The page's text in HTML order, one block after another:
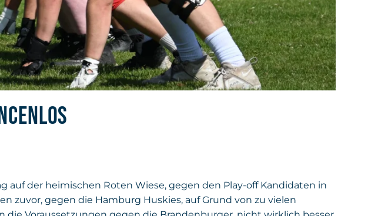
auf der heimischen Roten Wiese, gegen den Play-off Kandidaten in
zuvor, gegen die Hamburg Huskies, auf Grund von zu vielen